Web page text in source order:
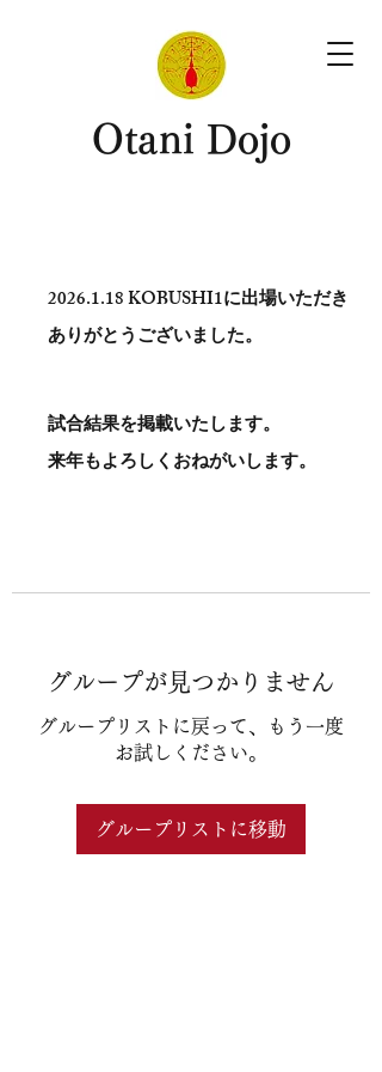
​Otani Dojo
2026.1.18KOBUSHI1に出場いただき
ありがとう​ございました。
試合結果を掲載いたします。
​来年もよろしくおねがいします。
グループが見つかりません
グループリストに戻って、もう一度
お試しください。
グループリストに移動